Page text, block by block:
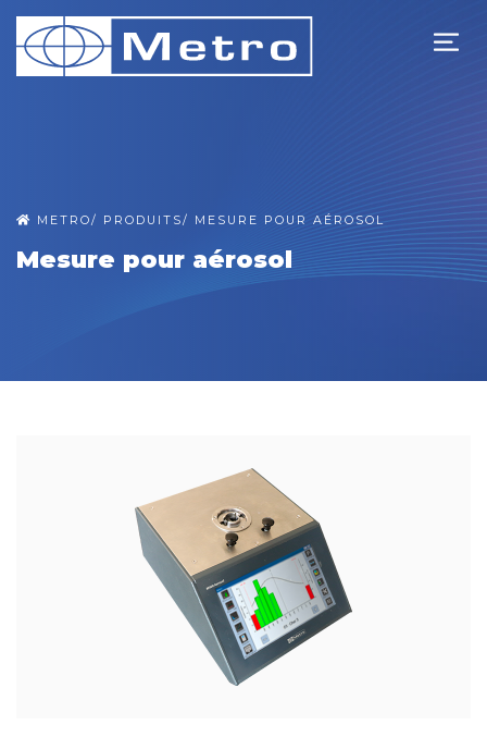
METRO/ PRODUITS/ MESURE POUR AÉROSOL
Mesure pour aérosol